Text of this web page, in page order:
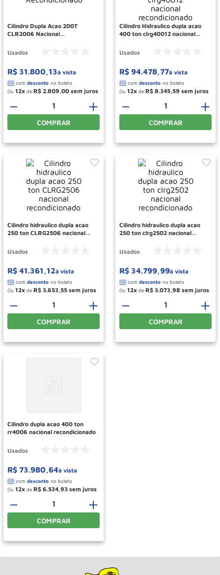
Cilindro Dupla Acao 200T
CLR2006 Nacional
Usados
R$ 31.800,13à vista
Ou 12 de R$ 2.809,00
＋
－
COMPRAR
Cilindro Hidraulico dupla acao
400 ton clrg40012 nacional
Usados
R$ 94.478,77à vista
Ou 12 de R$ 8.345,59
＋
－
COMPRAR
Cilindro hidraulico dupla acao
250 ton CLRG2506 nacional
Usados
R$ 41.361 ,12à vista
Ou 12 de R$ 3.653 55
＋
－
COMPRAR
Cilindro hidraulico dupla acao
250 ton clrg2502 nacional
Usados
R$ 34.799,99à vista
Ou 12 de R$ 3.073 98
＋
－
COMPRAR
Cilindro dupla acao 400 ton
rr4006 nacional recondicionado
Usados
R$ 73.980,64à vista
Ou 12 de R$ 6.534 93
＋
－
COMPRAR